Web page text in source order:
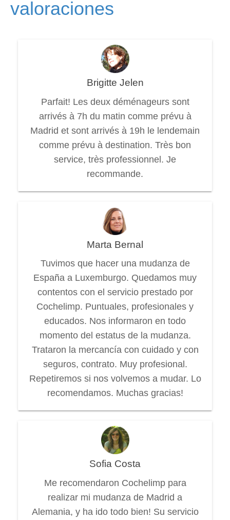
valoraciones
Brigitte Jelen
Parfait! Les deux déménageurs sont
arrivés à 7h du matin comme prévu à
Madrid et sont arrivés à 19h le lendemain
comme prévu à destination. Très bon
service, très professionnel. Je
recommande.
Marta Bernal
Tuvimos que hacer una mudanza de
España a Luxemburgo. Quedamos muy
contentos con el servicio prestado por
Cochelimp. Puntuales, profesionales y
educados. Nos informaron en todo
momento del estatus de la mudanza.
Trataron la mercancía con cuidado y con
seguros, contrato. Muy profesional.
Repetiremos si nos volvemos a mudar. Lo
recomendamos. Muchas gracias!
Sofia Costa
Me recomendaron Cochelimp para
realizar mi mudanza de Madrid a
Alemania, y ha ido todo bien! Su servicio